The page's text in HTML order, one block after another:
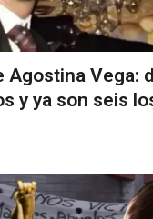
Agostina Vega:
y ya son seis